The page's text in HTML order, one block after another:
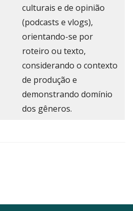
culturais e de opinião
(podcasts e vlogs),
orientando-se por
roteiro ou texto,
considerando o contexto
de produção e
demonstrando domínio
dos gêneros.